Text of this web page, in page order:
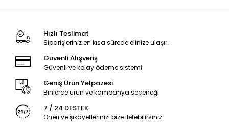
Hızlı Teslimat
Siparişleriniz en kısa sürede elinize ulaşır.
Güvenli Alışveriş
Güvenli ve kolay ödeme sistemi
Geniş Ürün Yelpazesi
Binlerce ürün ve kampanya seçeneği
7 / 24 DESTEK
Öneri ve şikayetlerinizi bize iletebilirsiniz.